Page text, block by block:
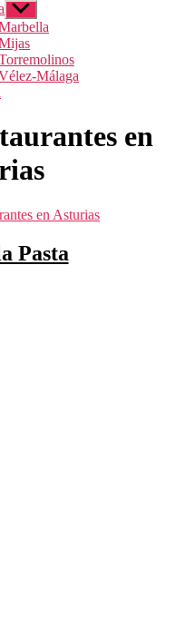
Mostrar
el
submenú
Málaga
en
en Asturias
Pasta